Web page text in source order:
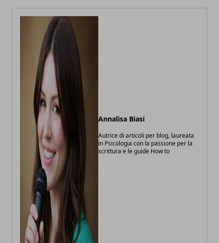
Annalisa Biasi
Autrice di articoli per blog, laureata
in Psicologia con la passione per la
scrittura e le guide How to